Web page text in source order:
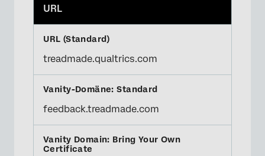
URL
treadmade.qualtrics.com
feedback.treadmade.com